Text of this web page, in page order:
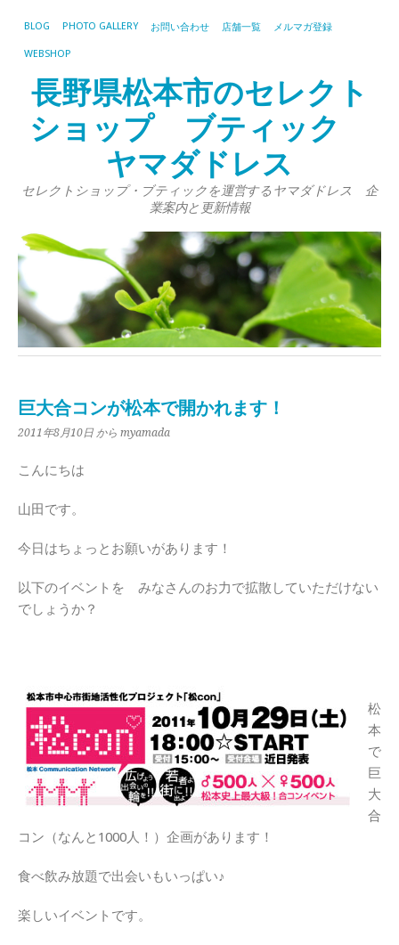
BLOG PHOTO GALLERY お問い合わせ 店舗一覧 メルマガ登録
WEBSHOP
長野県松本市のセレクト
ショップ ブティック
ヤマダドレス
セレクトショップ・ブティックを運営するヤマダドレス 企
業案内と更新情報
巨大合コンが松本で開かれます！
2011年8月10日 から myamada
こんにちは
山田です。
今日はちょっとお願いがあります！
以下のイベントを みなさんのお力で拡散していただけない
でしょうか？
松
本
で
巨
大
合
コン（なんと1000人！）企画があります！
食べ飲み放題で出会いもいっぱい♪
楽しいイベントです。